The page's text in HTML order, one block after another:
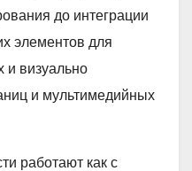
до интеграции
элементов для
и визуально
и мультимедийных
работают как с